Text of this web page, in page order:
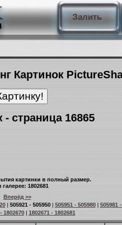
Залить
Картинок
- страница 16865
картинки в полный размер.
1802681
Вперёд >>
| 505921 - 505950| 505951 - 505980| 505981
1802670| 1802671 - 1802681